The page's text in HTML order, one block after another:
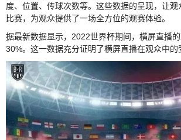
度、位置、传球次数等。这些数据的呈现，让
比赛，为观众提供了一场全方位的观赛体验。
据最新数据显示，2022世界杯期间，横屏直播
30%。这一数据充分证明了横屏直播在观众中的